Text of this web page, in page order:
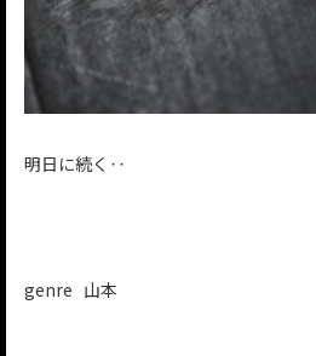
明日に続く‥
genre 山本